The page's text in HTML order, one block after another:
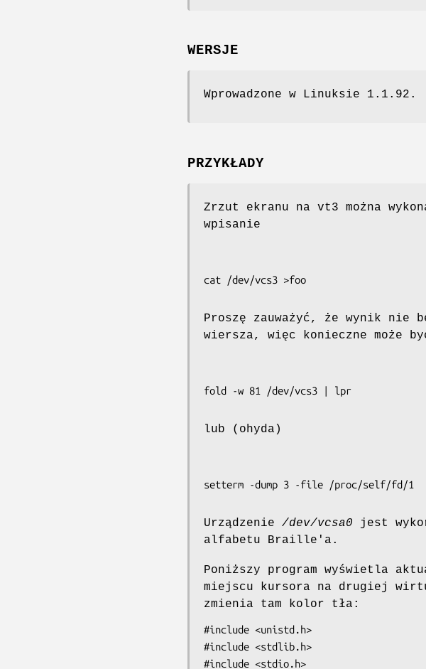
WERSJE
Wprowadzone w Linuksie 1.1.92.
PRZYKŁADY
Zrzut ekranu na vt3 można
wpisanie
Proszę zauważyć, że wynik nie
wiersza, więc konieczne może
lub (ohyda)
Urządzenie /dev/vcsa0 jest
alfabetu Braille'a.
Poniższy program wyświetla
miejscu kursora na drugiej
zmienia tam kolor tła:
#include <unistd.h>
#include <stdlib.h>
#include <stdio.h>